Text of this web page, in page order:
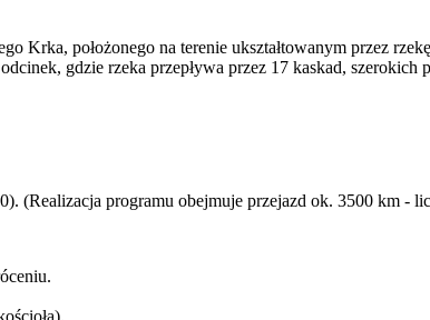
Krka, położonego na terenie ukształtowanym przez
gdzie rzeka przepływa przez 17 kaskad,
(Realizacja programu obejmuje przejazd ok. 3500 km -